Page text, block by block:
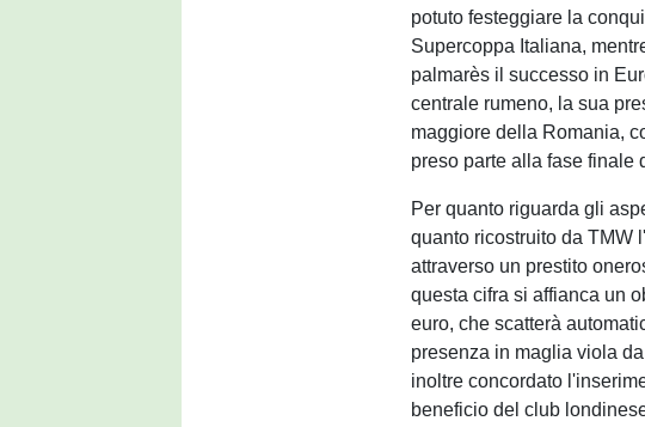
potuto festeggiare la
Supercoppa Italiana,
palmarès il successo in
centrale rumeno, la sua
maggiore della Romania,
preso parte alla fase finale
Per quanto riguarda gli
quanto ricostruito da TMW
attraverso un prestito
questa cifra si affianca un
euro, che scatterà
presenza in maglia viola
inoltre concordato
beneficio del club